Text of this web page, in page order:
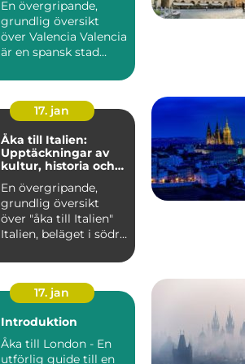
En övergripande,
grundlig översikt
över Valencia Valencia
är en spansk stad
Medelhavets...
17. jan
Åka till Italien:
Upptäckningar av
kultur, historia och
En övergripande,
grundlig översikt
över "åka till Italien"
Italien, beläget i södra
17. jan
Introduktion
Åka till London - En
utförlig guide till en